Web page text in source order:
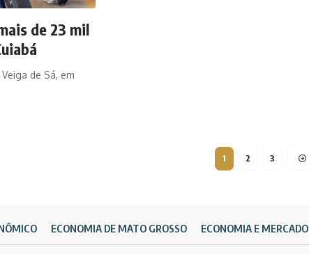
de 23 mil
de Sá, em
1 2 3
ECONOMIA DE MATO GROSSO ECONOMIA E MERCADO